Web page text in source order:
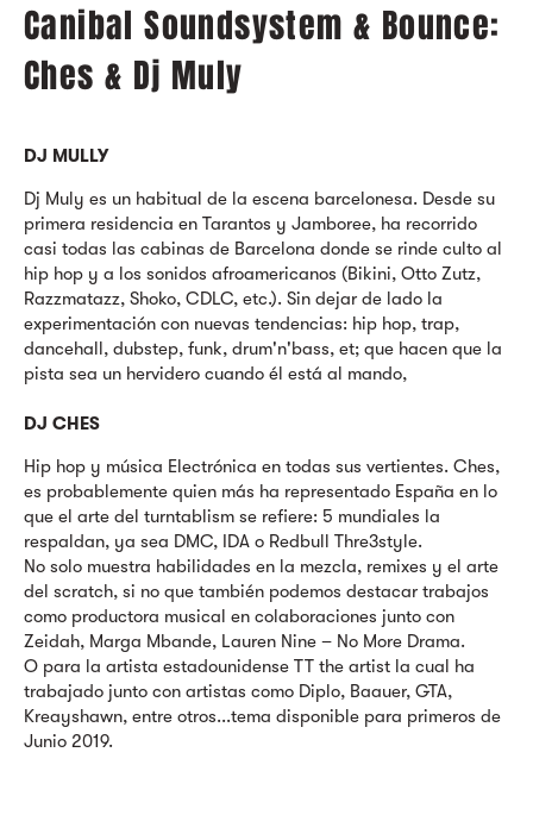
Canibal Soundsystem & Bounce:
Ches & Dj Muly
DJ MULLY
Dj Muly es un habitual de la escena barcelonesa. Desde su
primera residencia en Tarantos y Jamboree, ha recorrido
casi todas las cabinas de Barcelona donde se rinde culto al
hip hop y a los sonidos afroamericanos (Bikini, Otto Zutz,
Razzmatazz, Shoko, CDLC, etc.). Sin dejar de lado la
experimentación con nuevas tendencias: hip hop, trap,
dancehall, dubstep, funk, drum'n'bass, et; que hacen que la
pista sea un hervidero cuando él está al mando,
DJ CHES
Hip hop y música Electrónica en todas sus vertientes. Ches,
es probablemente quien más ha representado España en lo
que el arte del turntablism se refiere: 5 mundiales la
respaldan, ya sea DMC, IDA o Redbull Thre3style.
No solo muestra habilidades en la mezcla, remixes y el arte
del scratch, si no que también podemos destacar trabajos
como productora musical en colaboraciones junto con
Zeidah, Marga Mbande, Lauren Nine – No More Drama.
O para la artista estadounidense TT the artist la cual ha
trabajado junto con artistas como Diplo, Baauer, GTA,
Kreayshawn, entre otros...tema disponible para primeros de
Junio 2019.